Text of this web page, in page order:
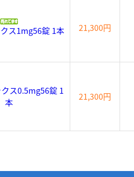
ス1mg56錠 1本 21,300円
ス0.5mg56錠 1
本
21,300円